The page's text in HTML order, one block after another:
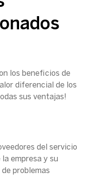
los beneficios de
diferencial de los
sus ventajas!
del servicio
empresa y su
problemas